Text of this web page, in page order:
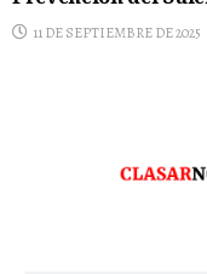
11 DE SEPTIEMBRE DE 2025